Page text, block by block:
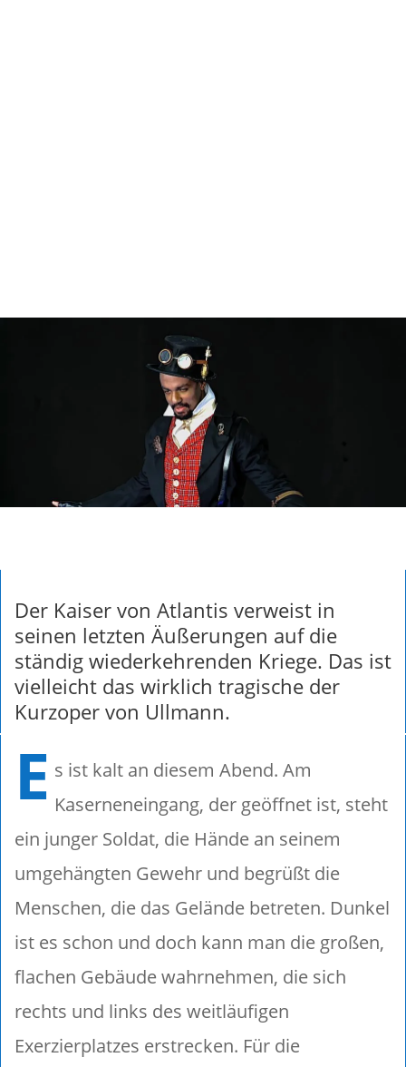
Der Kaiser von Atlantis verweist in
seinen letzten Äußerungen auf die
ständig wiederkehrenden Kriege. Das ist
vielleicht das wirklich tragische der
Kurzoper von Ullmann.
E s ist kalt an diesem Abend. Am
Kaserneneingang, der geöffnet ist, steht
ein junger Soldat, die Hände an seinem
umgehängten Gewehr und begrüßt die
Menschen, die das Gelände betreten. Dunkel
ist es schon und doch kann man die großen,
flachen Gebäude wahrnehmen, die sich
rechts und links des weitläufigen
Exerzierplatzes erstrecken. Für die